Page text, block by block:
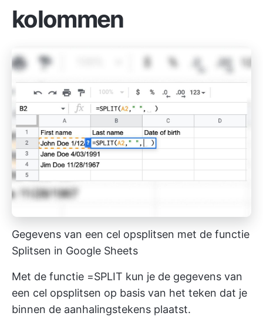
kolommen
Gegevens van een cel opsplitsen met de functie
Splitsen in Google Sheets
Met de functie =SPLIT kun je de gegevens van
een cel opsplitsen op basis van het teken dat je
binnen de aanhalingstekens plaatst.